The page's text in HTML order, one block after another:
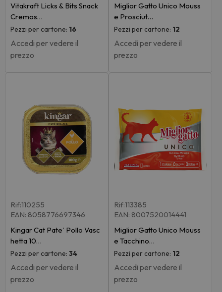
Vitakraft Licks & Bits Snack
Cremos…
Pezzi per cartone: 16
Accedi per vedere il
prezzo
Miglior Gatto Unico Mouss
e Prosciut…
Pezzi per cartone: 12
Accedi per vedere il
prezzo
Rif:110255
EAN: 8058776697346
Kingar Cat Pate' Pollo Vasc
hetta 10…
Pezzi per cartone: 34
Accedi per vedere il
prezzo
Rif:113385
EAN: 8007520014441
Miglior Gatto Unico Mouss
e Tacchino…
Pezzi per cartone: 12
Accedi per vedere il
prezzo